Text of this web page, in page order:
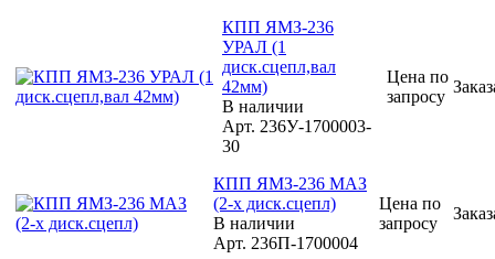
КПП ЯМЗ-236
УРАЛ (1
диск.сцепл,вал
42мм)
В наличии
Арт. 236У-1700003-
30
Цена по
запросу
КПП ЯМЗ-236 МАЗ
(2-х диск.сцепл)
В наличии
Арт. 236П-1700004
Цена по
запросу